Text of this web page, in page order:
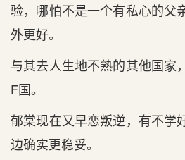
验，哪怕不是一个有私心的父
外更好。
与其去人生地不熟的其他国家
F国。
郁棠现在又早恋叛逆，有不学
边确实更稳妥。